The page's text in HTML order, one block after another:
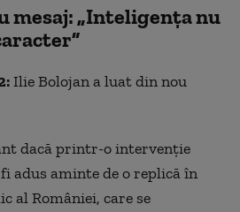
mesaj: „Inteligența nu
Ilie Bolojan a luat din nou
dacă printr-o intervenție
adus aminte de o replică în
al României, care se